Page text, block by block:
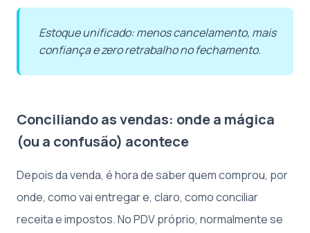
Estoque unificado: menos cancelamento, mais
confiança e zero retrabalho no fechamento.
Conciliando as vendas: onde a mágica
(ou a confusão) acontece
Depois da venda, é hora de saber quem comprou, por
onde, como vai entregar e, claro, como conciliar
receita e impostos. No PDV próprio, normalmente se